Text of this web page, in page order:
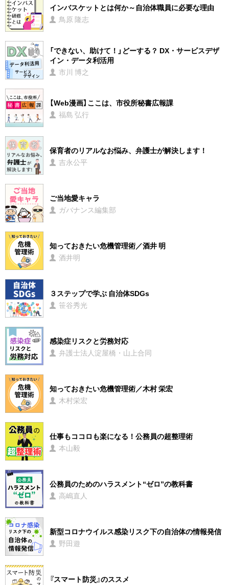
インバスケットとは何か～自治体職員に必要な理由
鳥原 隆志
「できない、助けて！」どーする？ DX・サービスデザ
イン・データ利活用
市川 博之
【Web漫画】ここは、市役所秘書広報課
福島 弘行
保育者のリアルなお悩み、弁護士が解決します！
吉永公平
ご当地愛キャラ
ガバナンス編集部
知っておきたい危機管理術／酒井 明
酒井明
３ステップで学ぶ 自治体SDGs
笹谷秀光
感染症リスクと労務対応
弁護士法人淀屋橋・山上合同
知っておきたい危機管理術／木村 栄宏
木村栄宏
仕事もココロも楽になる！公務員の超整理術
本山毅
公務員のためのハラスメント“ゼロ”の教科書
高嶋直人
新型コロナウイルス感染リスク下の自治体の情報発信
野田遊
『スマート防災』のススメ